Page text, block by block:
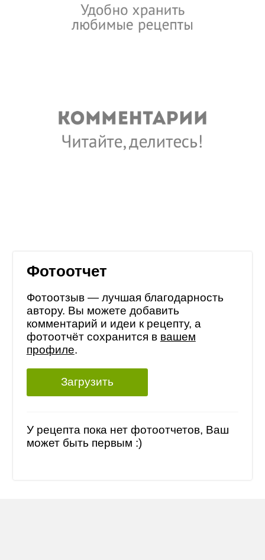
Фотоотчет
Фотоотзыв — лучшая благодарность
автору. Вы можете добавить
комментарий и идеи к рецепту, а
фотоотчёт сохранится в вашем
профиле.
Загрузить
У рецепта пока нет фотоотчетов, Ваш
может быть первым :)